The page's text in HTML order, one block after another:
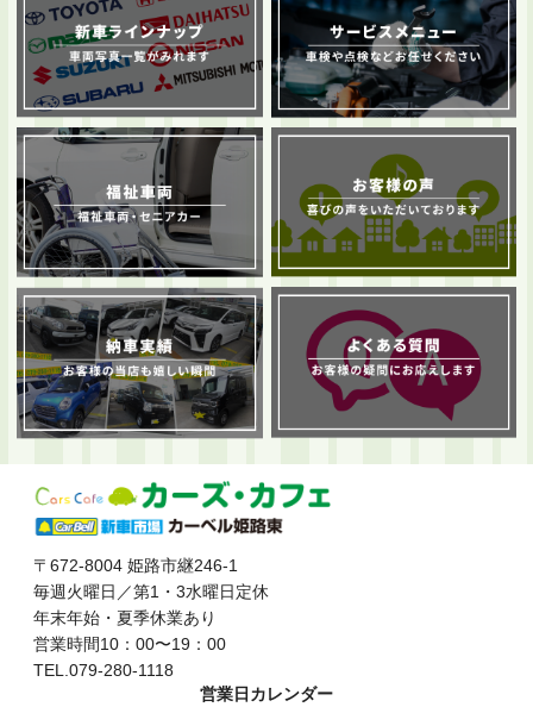
〒672-8004 姫路市継246-1
毎週火曜日／第1・3水曜日定休
年末年始・夏季休業あり
営業時間10：00〜19：00
TEL.079-280-1118
営業日カレンダー